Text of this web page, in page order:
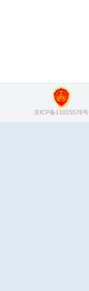
京ICP备11015578号